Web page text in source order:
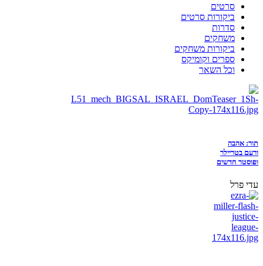
סרטים
ביקורות סרטים
סדרות
משחקים
ביקורות משחקים
ספרים וקומיקס
וכל השאר
תור: אהבה
ורעם בטריילר
ופוסטר חדשים
עדי פרל